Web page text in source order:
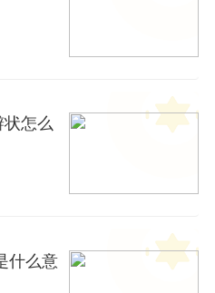
怎么
什么意